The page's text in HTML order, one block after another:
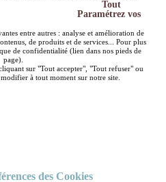
Tout
Paramétrez vos
entre autres : analyse et amélioration de
de produits et de services... Pour plus
de confidentialité (lien dans nos pieds de
page).
sur "Tout accepter", "Tout refuser" ou
à tout moment sur notre site.
des Cookies